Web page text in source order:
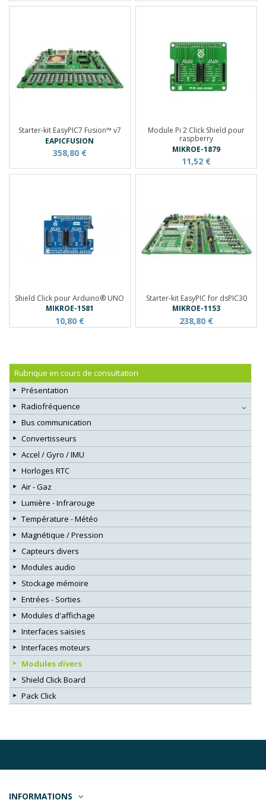
Starter-kit EasyPIC7 Fusion™ v7
EAPICFUSION
358,80 €
Module Pi 2 Click Shield pour
raspberry
MIKROE-1879
11,52 €
Shield Click pour Arduino® UNO
MIKROE-1581
10,80 €
Starter-kit EasyPIC for dsPIC30
MIKROE-1153
238,80 €
Rubrique en cours de consultation
Présentation
Radiofréquence
Bus communication
Convertisseurs
Accel / Gyro / IMU
Horloges RTC
Air - Gaz
Lumière - Infrarouge
Température - Météo
Magnétique / Pression
Capteurs divers
Modules audio
Stockage mémoire
Entrées - Sorties
Modules d'affichage
Interfaces saisies
Interfaces moteurs
Modules divers
Shield Click Board
Pack Click
INFORMATIONS